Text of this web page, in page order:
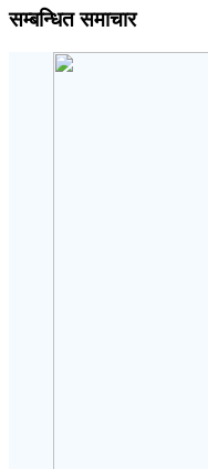
सम्बन्धित समाचार